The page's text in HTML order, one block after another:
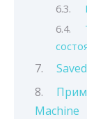
Machine